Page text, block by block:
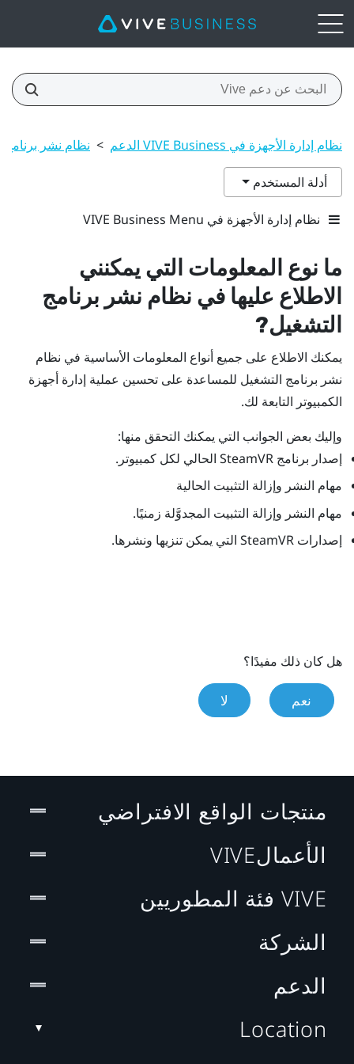
نظام إدارة الأجهزة في VIVE Business الدعم > نظام نشر برنامج
أدلة المستخدم
نظام إدارة الأجهزة في VIVE Business Menu
ما نوع المعلومات التي يمكنني
الاطلاع عليها في نظام نشر برنامج
التشغيل?
يمكنك الاطلاع على جميع أنواع المعلومات الأساسية في نظام
نشر برنامج التشغيل للمساعدة على تحسين عملية إدارة أجهزة
الكمبيوتر التابعة لك.
وإليك بعض الجوانب التي يمكنك التحقق منها:
إصدار برنامج SteamVR الحالي لكل كمبيوتر.
مهام النشر وإزالة التثبيت الحالية
مهام النشر وإزالة التثبيت المجدوَّلة زمنيًا.
إصدارات SteamVR التي يمكن تنزيها ونشرها.
هل كان ذلك مفيدًا؟
نعم لا
منتجات الواقع الافتراضي
الأعمالVIVE
VIVE فئة المطوريين
الشركة
الدعم
Location